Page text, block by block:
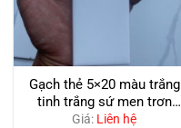
Gạch thẻ 5×20 màu trắng
tinh trắng sứ men trơn
bóng
Giá: Liên hệ